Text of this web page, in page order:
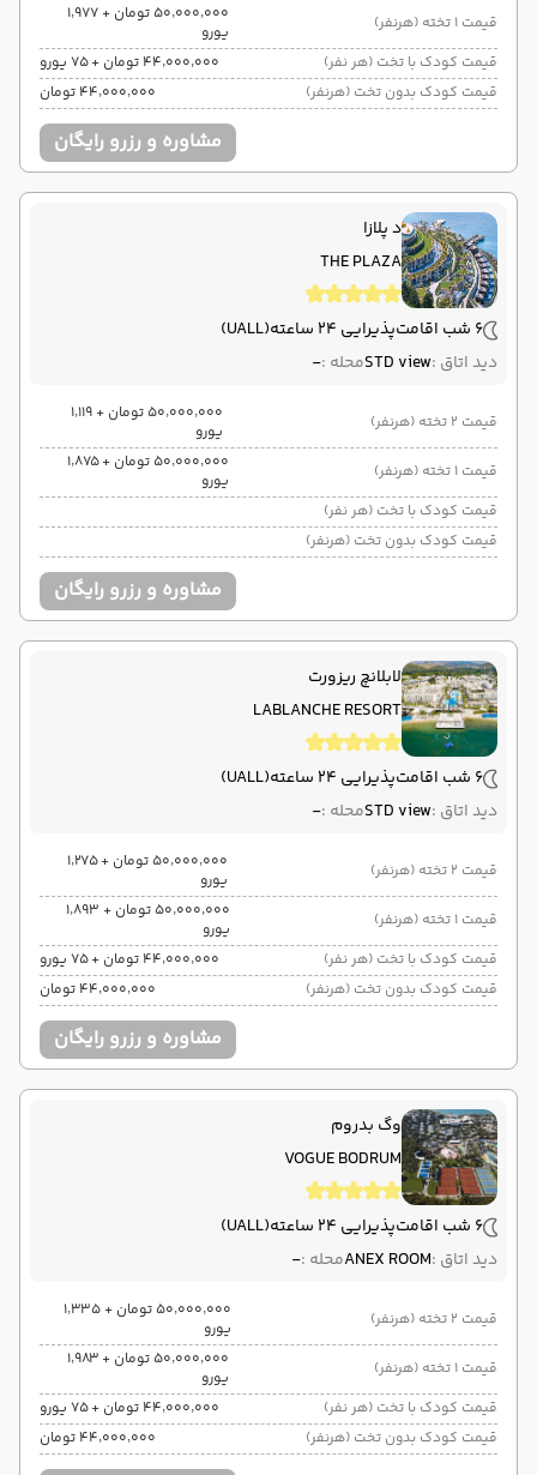
قیمت 1 تخته (هرنفر)
۵۰٬۰۰۰٬۰۰۰ تومان + ۱٬۹۷۷
یورو
قیمت کودک با تخت (هر نفر)
۴۴٬۰۰۰٬۰۰۰ تومان + ۷۵ یورو
قیمت کودک بدون تخت (هرنفر)
۴۴٬۰۰۰٬۰۰۰ تومان
مشاوره و رزرو رایگان
د پلازا
THE PLAZA
6 شب اقامت پذیرایی 24 ساعته
(UALL)
دید اتاق :STD viewمحله :-
قیمت 2 تخته (هرنفر)
۵۰٬۰۰۰٬۰۰۰ تومان + ۱٬۱۱۹
یورو
قیمت 1 تخته (هرنفر)
۵۰٬۰۰۰٬۰۰۰ تومان + ۱٬۸۷۵
یورو
قیمت کودک با تخت (هر نفر)
قیمت کودک بدون تخت (هرنفر)
مشاوره و رزرو رایگان
لابلانچ ریزورت
LABLANCHE RESORT
6 شب اقامت پذیرایی 24 ساعته
(UALL)
دید اتاق :STD viewمحله :-
قیمت 2 تخته (هرنفر)
۵۰٬۰۰۰٬۰۰۰ تومان + ۱٬۲۷۵
یورو
قیمت 1 تخته (هرنفر)
۵۰٬۰۰۰٬۰۰۰ تومان + ۱٬۸۹۳
یورو
قیمت کودک با تخت (هر نفر)
۴۴٬۰۰۰٬۰۰۰ تومان + ۷۵ یورو
قیمت کودک بدون تخت (هرنفر)
۴۴٬۰۰۰٬۰۰۰ تومان
مشاوره و رزرو رایگان
وگ بدروم
VOGUE BODRUM
6 شب اقامت پذیرایی 24 ساعته
(UALL)
دید اتاق :ANEX ROOMمحله :-
قیمت 2 تخته (هرنفر)
۵۰٬۰۰۰٬۰۰۰ تومان + ۱٬۳۳۵
یورو
قیمت 1 تخته (هرنفر)
۵۰٬۰۰۰٬۰۰۰ تومان + ۱٬۹۸۳
یورو
قیمت کودک با تخت (هر نفر)
۴۴٬۰۰۰٬۰۰۰ تومان + ۷۵ یورو
قیمت کودک بدون تخت (هرنفر)
۴۴٬۰۰۰٬۰۰۰ تومان